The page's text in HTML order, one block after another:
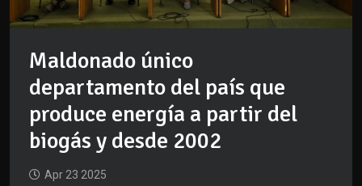
Maldonado único
departamento del país que
produce energía a partir del
biogás y desde 2002
Apr 23 2025